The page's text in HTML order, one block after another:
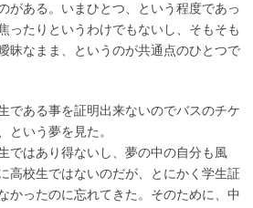
がある。いまひとつ、という程度であっ
ったりというわけでもないし、そもそも
昧なまま、というのが共通点のひとつで
である事を証明出来ないのでバスのチケ
という夢を見た。
ではあり得ないし、夢の中の自分も風
高校生ではないのだが、とにかく学生証
かったのに忘れてきた。そのために、中